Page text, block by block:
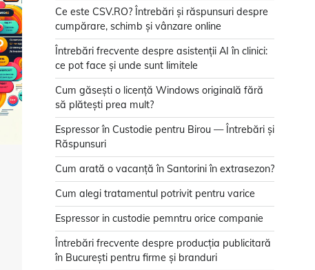
Ce este CSV.RO? Întrebări și răspunsuri despre
cumpărare, schimb și vânzare online
Întrebări frecvente despre asistenții AI în clinici:
ce pot face și unde sunt limitele
Cum găsești o licență Windows originală fără
să plătești prea mult?
Espressor în Custodie pentru Birou — Întrebări și
Răspunsuri
Cum arată o vacanță în Santorini în extrasezon?
Cum alegi tratamentul potrivit pentru varice
Espressor in custodie pemntru orice companie
Întrebări frecvente despre producția publicitară
în București pentru firme și branduri